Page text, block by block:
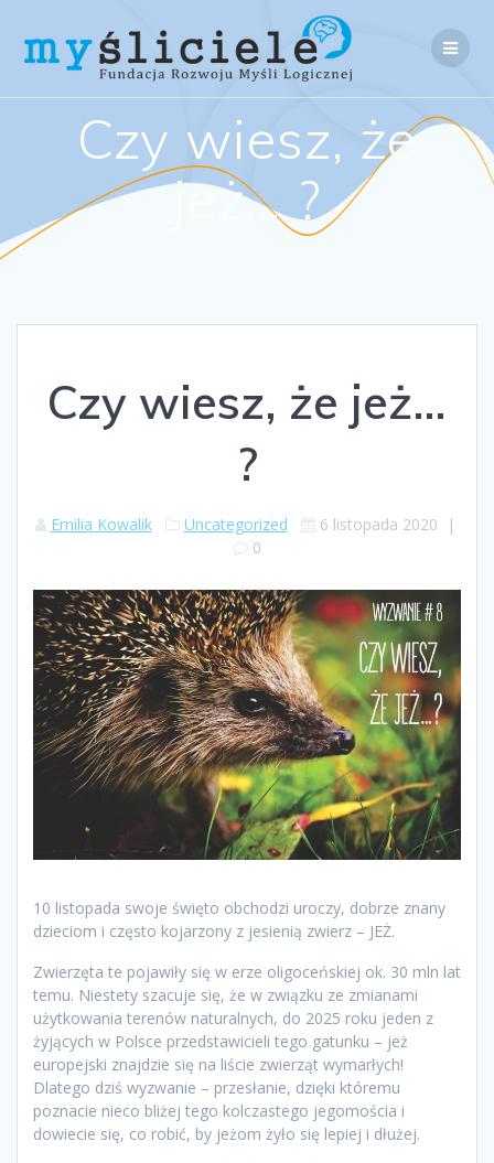
to
content
Czy wiesz, że
jeż… ?
Czy wiesz, że jeż…
?
Emilia Kowalik Uncategorized 6 listopada 2020 |
0
10 listopada swoje święto obchodzi uroczy, dobrze znany
dzieciom i często kojarzony z jesienią zwierz – JEŻ.
Zwierzęta te pojawiły się w erze oligoceńskiej ok. 30 mln lat
temu. Niestety szacuje się, że w związku ze zmianami
użytkowania terenów naturalnych, do 2025 roku jeden z
żyjących w Polsce przedstawicieli tego gatunku – jeż
europejski znajdzie się na liście zwierząt wymarłych!
Dlatego dziś wyzwanie – przesłanie, dzięki któremu
poznacie nieco bliżej tego kolczastego jegomościa i
dowiecie się, co robić, by jeżom żyło się lepiej i dłużej.